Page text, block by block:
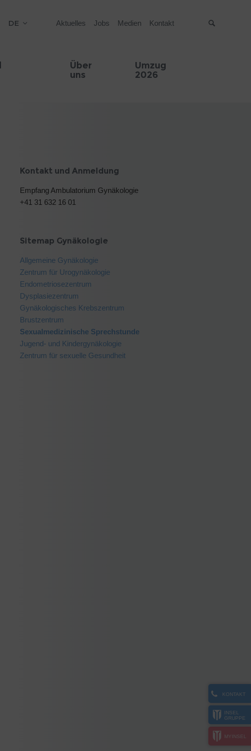
DE Aktuelles Jobs Medien Kontakt
Über
uns
Umzug
2026
KONTAKT
INSEL
GRUPPE
MYINSEL
Kontakt und Anmeldung
Empfang Ambulatorium Gynäkologie
+41 31 632 16 01
Sitemap Gynäkologie
Allgemeine Gynäkologie
Zentrum für Urogynäkologie
Endometriosezentrum
Dysplasiezentrum
Gynäkologisches Krebszentrum
Brustzentrum
Sexualmedizinische Sprechstunde
Jugend- und Kindergynäkologie
Zentrum für sexuelle Gesundheit